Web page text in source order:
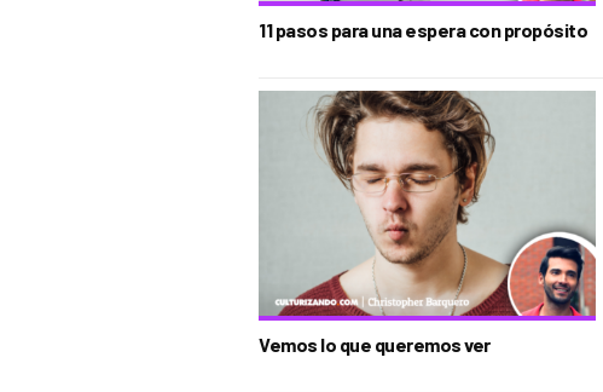
11 pasos para una espera con propósito
Vemos lo que queremos ver